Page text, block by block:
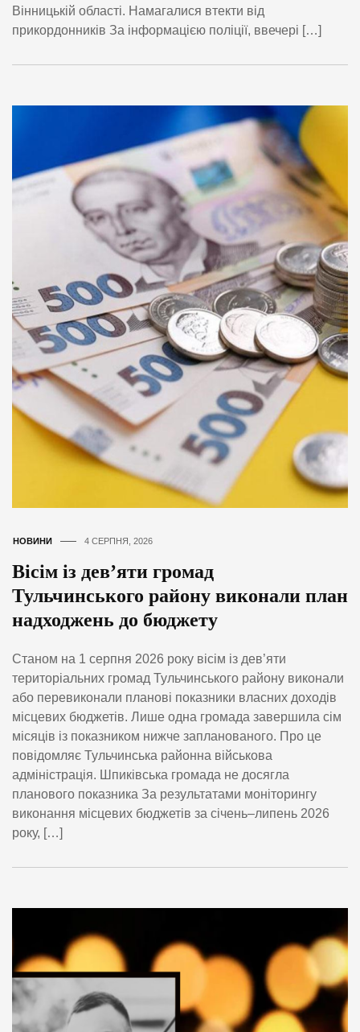
Вінницькій області. Намагалися втекти від
прикордонників За інформацією поліції, ввечері […]
НОВИНИ 4 СЕРПНЯ, 2026
Вісім із дев’яти громад
Тульчинського району виконали план
надходжень до бюджету
Станом на 1 серпня 2026 року вісім із дев’яти
територіальних громад Тульчинського району виконали
або перевиконали планові показники власних доходів
місцевих бюджетів. Лише одна громада завершила сім
місяців із показником нижче запланованого. Про це
повідомляє Тульчинська районна військова
адміністрація. Шпиківська громада не досягла
планового показника За результатами моніторингу
виконання місцевих бюджетів за січень–липень 2026
року, […]